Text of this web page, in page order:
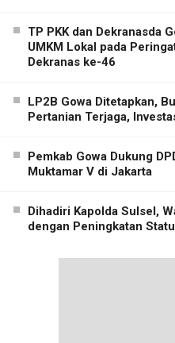
TP PKK dan Dekranasda
UMKM Lokal pada
Dekranas ke-46
LP2B Gowa Ditetapkan,
Pertanian Terjaga,
Pemkab Gowa Dukung
Muktamar V di Jakarta
Dihadiri Kapolda Sulsel,
dengan Peningkatan